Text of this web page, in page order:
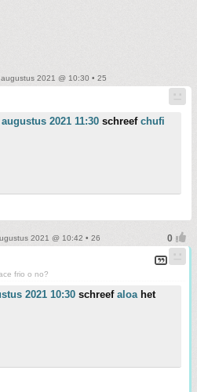
2021 @ 10:30 • 25
2021 11:30 schreef chufi
2021 @ 10:42 • 26
frio o no?
2021 10:30 schreef aloahet